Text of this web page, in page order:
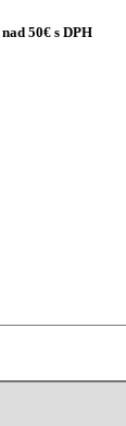
nad 50€ s DPH